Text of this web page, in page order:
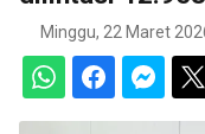
Minggu, 22 Maret